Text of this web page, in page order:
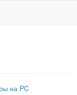
на PC